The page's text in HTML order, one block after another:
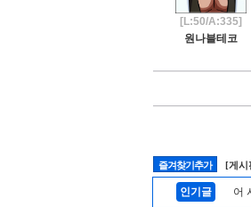
[L:50/A:335]
원나블테코
즐겨찾기추가 [게시
인기글 어